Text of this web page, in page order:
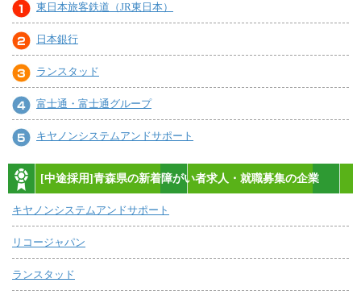
東日本旅客鉄道（JR東日本）
日本銀行
ランスタッド
富士通・富士通グループ
キヤノンシステムアンドサポート
[中途採用]青森県の新着障がい者求人・就職募集の企業
キヤノンシステムアンドサポート
リコージャパン
ランスタッド